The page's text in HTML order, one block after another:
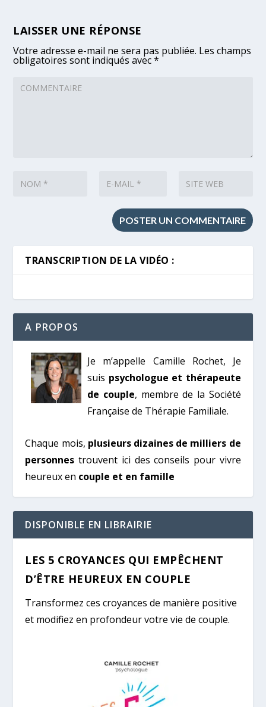
LAISSER UNE RÉPONSE
Votre adresse e-mail ne sera pas publiée. Les champs
obligatoires sont indiqués avec*
TRANSCRIPTION DE LA VIDÉO :
A PROPOS
Je m’appelle Camille Rochet, Je
suis psychologue et thérapeute
de couple, membre de la Société
Française de Thérapie Familiale.
Chaque mois, plusieurs dizaines de milliers de
personnes trouvent ici des conseils pour vivre
heureux en couple et en famille
DISPONIBLE EN LIBRAIRIE
LES 5 CROYANCES QUI EMPÊCHENT
D’ÊTRE HEUREUX EN COUPLE
Transformez ces croyances de manière positive
et modifiez en profondeur votre vie de couple.